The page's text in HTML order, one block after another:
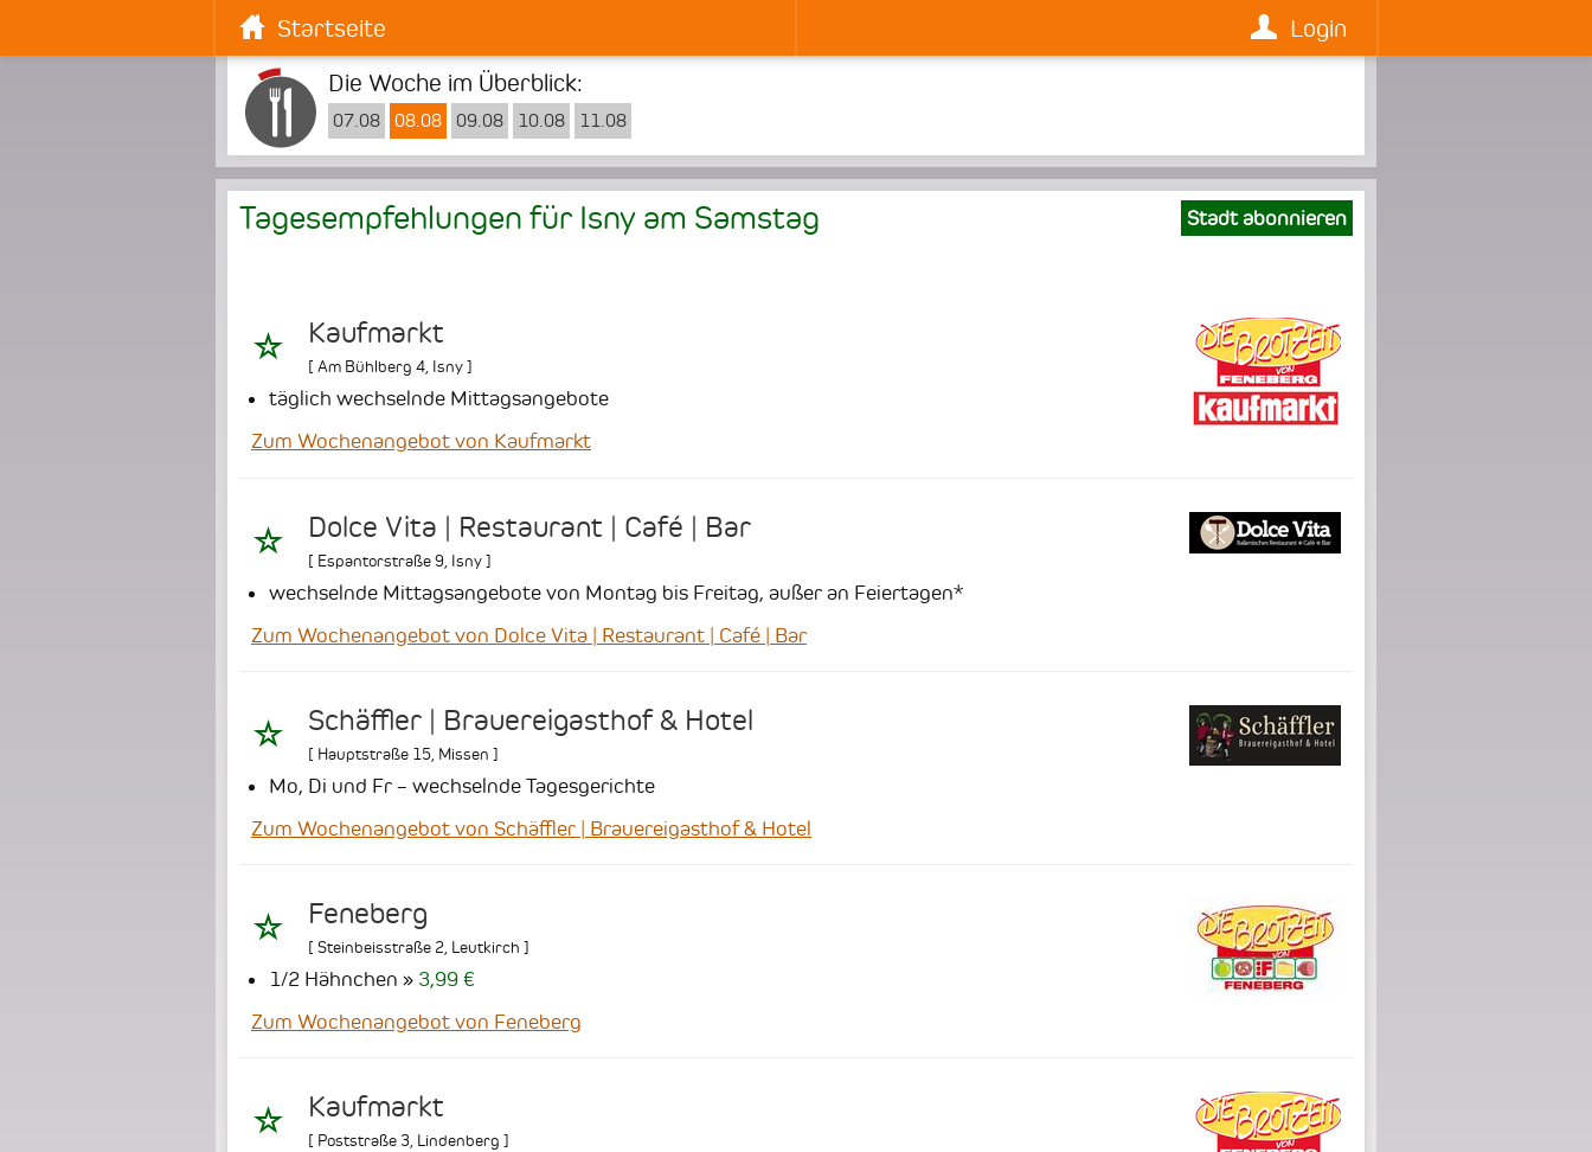
Startseite
Login
Die Woche im Überblick:
07.08 08.08 09.08 10.08 11.08
Stadt abonnieren
Tagesempfehlungen für Isny am Samstag
Kaufmarkt
[ Am Bühlberg 4, Isny]
täglich wechselnde Mittagsangebote
Zum Wochenangebot von Kaufmarkt
Dolce Vita | Restaurant | Café | Bar
[ Espantorstraße 9 Isny]
wechselnde Mittagsangebote von Montag bis Freitag, außer an Feiertagen*
Zum Wochenangebot von Dolce Vita | Restaurant | Café | Bar
Schäffler | Brauereigasthof & Hotel
[ Hauptstraße 15 Missen ]
Mo, Di und Fr – wechselnde Tagesgerichte
Zum Wochenangebot von Schäffler | Brauereigasthof & Hotel
Feneberg
[ Steinbeisstraße 2 Leutkirch ]
1/2 Hähnchen
3,99 €
Zum Wochenangebot von Feneberg
Kaufmarkt
[ Poststraße 3 Lindenberg ]